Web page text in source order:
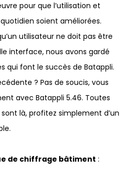
pour que l’utilisation et
soient améliorées.
utilisateur ne doit pas être
interface, nous avons gardé
qui font le succès de Batappli.
? Pas de soucis, vous
avec Batappli 5.46. Toutes
là, profitez simplement d’un
de chiffrage bâtiment :